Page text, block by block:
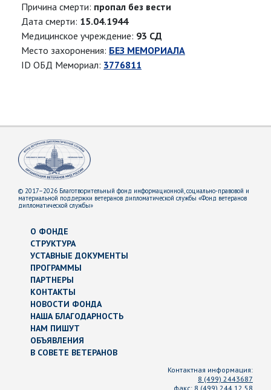
Причина смерти: пропал без вести
Дата смерти: 15.04.1944
Медицинское учреждение: 93 СД
Место захоронения: БЕЗ МЕМОРИАЛА
ID ОБД Мемориал: 3776811
© 2017–2026 Благотворительный фонд информационной, социально-правовой и
материальной поддержки ветеранов дипломатической службы «Фонд ветеранов
дипломатической службы»
О ФОНДЕ
СТРУКТУРА
УСТАВНЫЕ ДОКУМЕНТЫ
ПРОГРАММЫ
ПАРТНЕРЫ
КОНТАКТЫ
НОВОСТИ ФОНДА
НАША БЛАГОДАРНОСТЬ
НАМ ПИШУТ
ОБЪЯВЛЕНИЯ
В СОВЕТЕ ВЕТЕРАНОВ
Контактная информация:
8 (499) 2443687
факс: 8 (499) 244 12 58